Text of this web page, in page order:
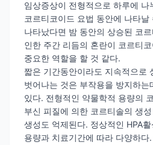
임상증상이 전형적으로 하루에
코르티코이드 요법 동안에 나타날
나타났다면 밤 동안의 상승된 코
인한 주간 리듬의 혼란이 코르티
중요한 역할을 할 것 같다.
짧은 기간동안이라도 지속적으로
벗어나는 것은 부작용을 방지하는
있다. 전형적인 약물학적 용량의
부신 피질에 의한 코르티솔의 생
생성도 억제된다. 정상적인 HPA
용량과 치료기간에 따라 다양하다